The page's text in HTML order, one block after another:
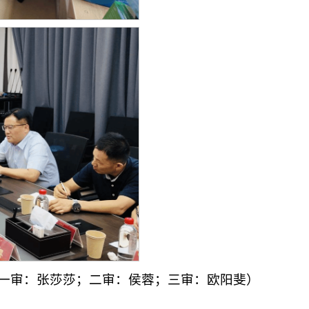
审：张莎莎；二审：侯蓉；三审：欧阳斐）